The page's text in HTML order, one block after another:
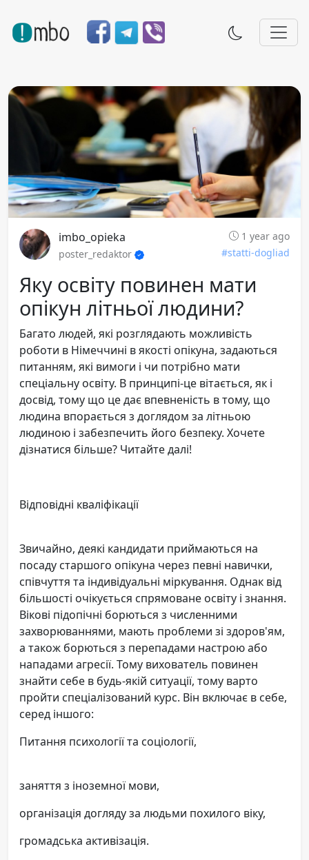
imbo_opieka
1 year ago
poster_redaktor
#statti-dogliad
Яку освіту повинен мати
опікун літньої людини?
Багато людей, які розглядають можливість
роботи в Німеччині в якості опікуна, задаються
питанням, які вимоги і чи потрібно мати
спеціальну освіту. В принципі-це вітається, як і
досвід, тому що це дає впевненість в тому, що
людина впорається з доглядом за літньою
людиною і забезпечить його безпеку. Хочете
дізнатися більше? Читайте далі!
Відповідні кваліфікації
Звичайно, деякі кандидати приймаються на
посаду старшого опікуна через певні навички,
співчуття та індивідуальні міркування. Однак від
більшості очікується спрямоване освіту і знання.
Вікові підопічні борються з численними
захворюваннями, мають проблеми зі здоров'ям,
а також борються з перепадами настрою або
нападами агресії. Тому вихователь повинен
знайти себе в будь-якій ситуації, тому варто
пройти спеціалізований курс. Він включає в себе,
серед іншого:
Питання психології та соціології,
заняття з іноземної мови,
організація догляду за людьми похилого віку,
громадська активізація.